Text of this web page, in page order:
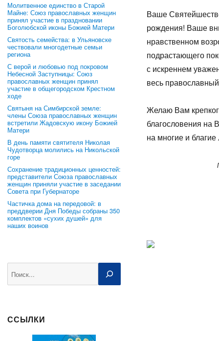
Молитвенное единство в Старой
Майне: Союз православных женщин
принял участие в праздновании
Боголюбской иконы Божией Матери
Святость семейства: в Ульяновске
чествовали многодетные семьи
региона
С верой и любовью под покровом
Небесной Заступницы: Союз
православных женщин принял
участие в общегородском Крестном
ходе
Святыня на Симбирской земле:
члены Союза православных женщин
встретили Жадовскую икону Божией
Матери
В день памяти святителя Николая
Чудотворца молились на Никольской
горе
Сохранение традиционных ценностей:
представители Союза православных
женщин приняли участие в заседании
Совета при Губернаторе
Частичка дома на передовой: в
преддверии Дня Победы собраны 350
комплектов «сухих душей» для
наших воинов
ССЫЛКИ
Ваше
рождения! Ваше
нравственном
подрастающего
с искреннем
весь
Желаю Вам
благословения на
на многие и благие